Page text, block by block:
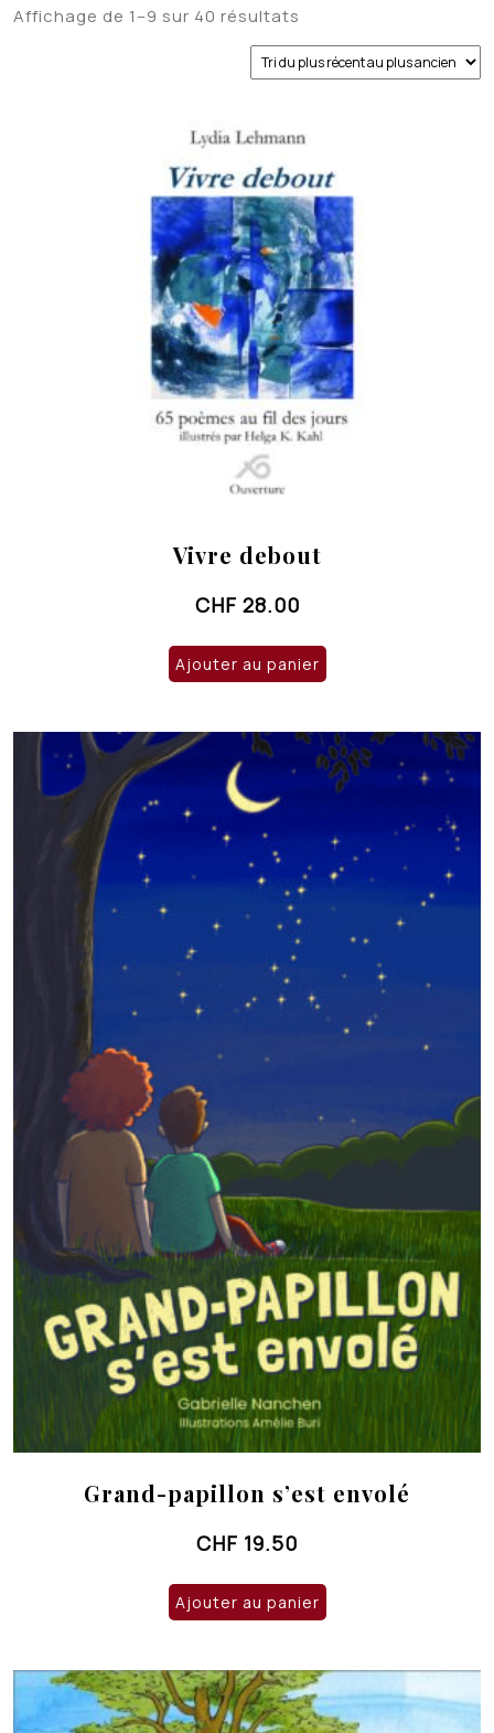
Affichage de 1–9 sur 40 résultats
plus
plus
Vivre debout
CHF 28.00
Ajouter au panier
Grand-papillon s’est envolé
CHF 19.50
Ajouter au panier